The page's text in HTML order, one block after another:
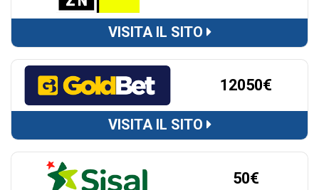
VISITA IL SITO
12050€
VISITA IL SITO
50€